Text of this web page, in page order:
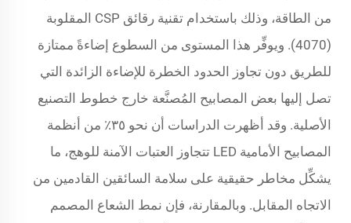
من الطاقة، وذلك باستخدام تقنية رقائق CSP المقلوبة
(4070). ويوفِّر هذا المستوى من السطوع إضاءةً ممتازة
للطريق دون تجاوز الحدود الخطرة للإضاءة الزائدة التي
تصل إليها بعض المصابيح المُصنَّعة خارج خطوط التصنيع
الأصلية. وقد أظهرت الدراسات أن نحو ٣٥٪ من أنظمة
المصابيح الأمامية LED تتجاوز العتبات الآمنة للوهج، ما
يشكِّل مخاطر حقيقية على سلامة السائقين القادمين من
الاتجاه المقابل. وبالمقارنة، فإن نمط الشعاع المصمم